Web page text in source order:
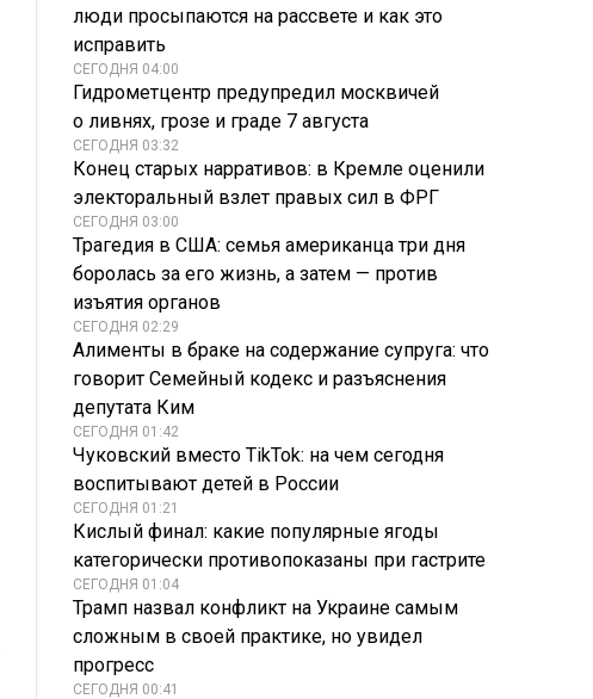
люди просыпаются на рассвете и как это
исправить
СЕГОДНЯ 04:00
Гидрометцентр предупредил москвичей
о ливнях, грозе и граде 7 августа
СЕГОДНЯ 03:32
Конец старых нарративов: в Кремле оценили
электоральный взлет правых сил в ФРГ
СЕГОДНЯ 03:00
Трагедия в США: семья американца три дня
боролась за его жизнь, а затем — против
изъятия органов
СЕГОДНЯ 02:29
Алименты в браке на содержание супруга: что
говорит Семейный кодекс и разъяснения
депутата Ким
СЕГОДНЯ 01:42
Чуковский вместо TikTok: на чем сегодня
воспитывают детей в России
СЕГОДНЯ 01:21
Кислый финал: какие популярные ягоды
категорически противопоказаны при гастрите
СЕГОДНЯ 01:04
Трамп назвал конфликт на Украине самым
сложным в своей практике, но увидел
прогресс
СЕГОДНЯ 00:41